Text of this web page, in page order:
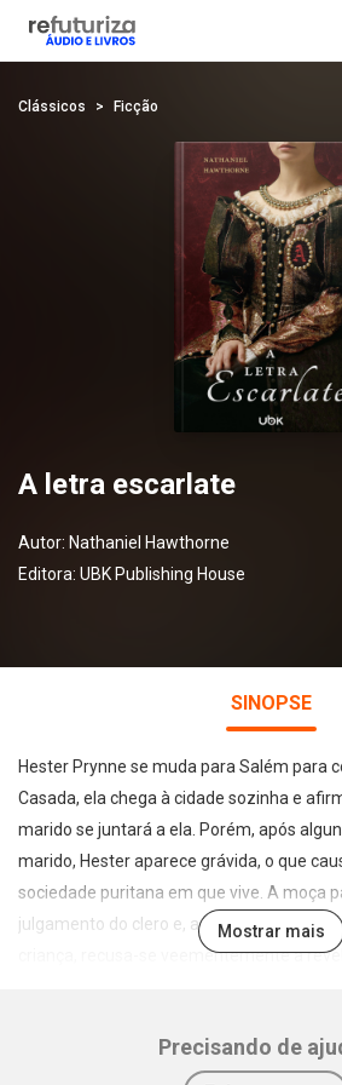
Clássicos Ficção
A letra escarlate
Autor: Nathaniel Hawthorne
Editora: UBK Publishing House
SINOPSE
Hester Prynne se muda para Salém para
Casada, ela chega à cidade sozinha e
marido se juntará a ela. Porém, após
marido, Hester aparece grávida, o que
sociedade puritana em que vive. A moça
julgamento do clero e, ao ser indagada
criança, recusa-se veementemente a
Após a condenação, Hester se afasta da
Mostrar mais
Precisando de